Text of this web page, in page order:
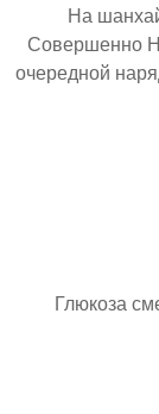
На
Совершенно
очередной
Глюкоза